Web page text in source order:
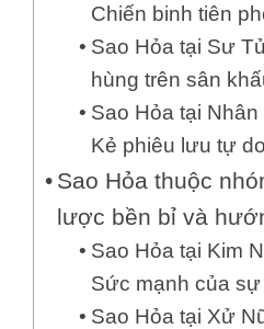
Chiến binh tiên
Sao Hỏa tại Sư
hùng trên sân
Sao Hỏa tại
Kẻ phiêu lưu tự do
Sao Hỏa thuộc
lược bền bỉ và
Sao Hỏa tại Kim
Sức mạnh của
Sao Hỏa tại Xử